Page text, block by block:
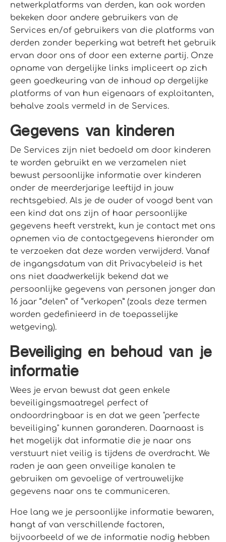
netwerkplatforms van derden, kan ook worden
bekeken door andere gebruikers van de
Services en/of gebruikers van die platforms van
derden zonder beperking wat betreft het gebruik
ervan door ons of door een externe partij. Onze
opname van dergelijke links impliceert op zich
geen goedkeuring van de inhoud op dergelijke
platforms of van hun eigenaars of exploitanten,
behalve zoals vermeld in de Services.
Gegevens van kinderen
De Services zijn niet bedoeld om door kinderen
te worden gebruikt en we verzamelen niet
bewust persoonlijke informatie over kinderen
onder de meerderjarige leeftijd in jouw
rechtsgebied. Als je de ouder of voogd bent van
een kind dat ons zijn of haar persoonlijke
gegevens heeft verstrekt, kun je contact met ons
opnemen via de contactgegevens hieronder om
te verzoeken dat deze worden verwijderd. Vanaf
de ingangsdatum van dit Privacybeleid is het
ons niet daadwerkelijk bekend dat we
persoonlijke gegevens van personen jonger dan
16 jaar “delen” of “verkopen” (zoals deze termen
worden gedefinieerd in de toepasselijke
wetgeving).
Beveiliging en behoud van je
informatie
Wees je ervan bewust dat geen enkele
beveiligingsmaatregel perfect of
ondoordringbaar is en dat we geen "perfecte
beveiliging" kunnen garanderen. Daarnaast is
het mogelijk dat informatie die je naar ons
verstuurt niet veilig is tijdens de overdracht. We
raden je aan geen onveilige kanalen te
gebruiken om gevoelige of vertrouwelijke
gegevens naar ons te communiceren.
Hoe lang we je persoonlijke informatie bewaren,
hangt af van verschillende factoren,
bijvoorbeeld of we de informatie nodig hebben